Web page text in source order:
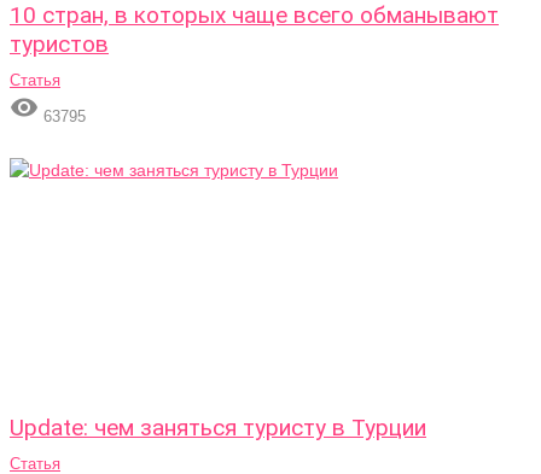
10 стран, в которых чаще всего обманывают
туристов
Статья
 63795
Update: чем заняться туристу в Турции
Статья